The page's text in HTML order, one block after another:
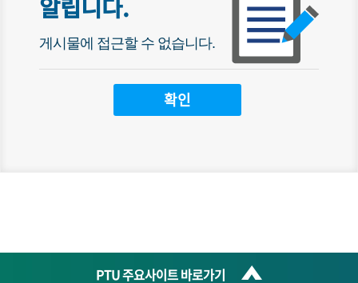
알립니다.
게시물에 접근할 수 없습니다.
PTU 주요사이트 바로가기